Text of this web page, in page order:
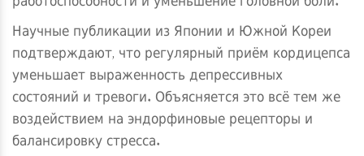
Научные публикации из Японии и Южной Кореи
подтверждают, что регулярный приём кордицепса
уменьшает выраженность депрессивных
состояний и тревоги. Объясняется это всё тем же
воздействием на эндорфиновые рецепторы и
балансировку стресса.